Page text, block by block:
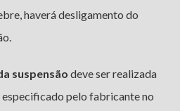
haverá desligamento do
suspensão deve ser realizada
pelo fabricante no